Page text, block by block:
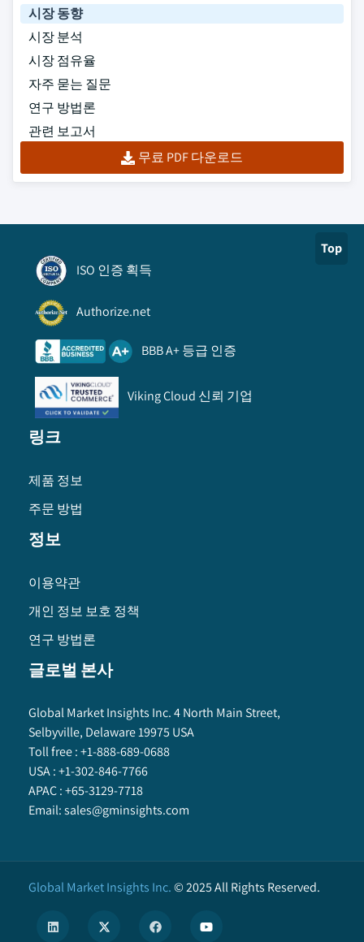
시장 동향
시장 분석
시장 점유율
자주 묻는 질문
연구 방법론
관련 보고서
무료 PDF 다운로드
Top
ISO 인증 획득
Authorize.net
BBB A+ 등급 인증
Viking Cloud 신뢰 기업
링크
제품 정보
주문 방법
정보
이용약관
개인 정보 보호 정책
연구 방법론
글로벌 본사
Global Market Insights Inc. 4 North Main Street,
Selbyville, Delaware 19975 USA
Toll free :+1-888-689-0688
USA :+1-302-846-7766
APAC :+65-3129-7718
Email:sales@gminsights.com
Global Market Insights Inc.©2025All Rights Reserved.